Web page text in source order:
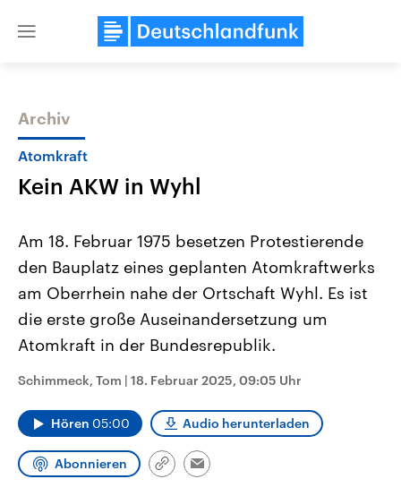
Close
Themen
Landtagswahl Sachsen-Anhalt
2026
Alle Informationen
Sachsen-Anhalt wählt am 6.
Landtag. Seit 2021 wird das
CDU, SPD und FDP regiert.-
Umfragen, Prognosen,
Wahlprogramme, aktuelle Berichte
und Hintergründe zu den Parteien
und Kandidaten der anstehenden
USA
Aktuelle Beiträge,
Hintergründe
Wirtschaftlich und
den mächtigsten Ländern
aktuelle Weltgeschehen.
Sendungen Programm
Archiv
Atomkraft
Kein AKW in Wyhl
Am 18. Februar 1975 besetzen Protestierende
den Bauplatz eines geplanten Atomkraftwerks
am Oberrhein nahe der Ortschaft Wyhl. Es ist
die erste große Auseinandersetzung um
Atomkraft in der Bundesrepublik.
Schimmeck, Tom | 18. Februar 2025, 09:05 Uhr
Hören 05:00 Audio herunterladen
Abonnieren
Link
Email